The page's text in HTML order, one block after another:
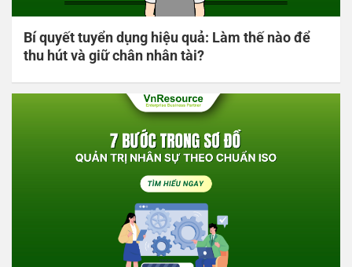
Bí quyết tuyển dụng hiệu quả: Làm thế nào để
thu hút và giữ chân nhân tài?